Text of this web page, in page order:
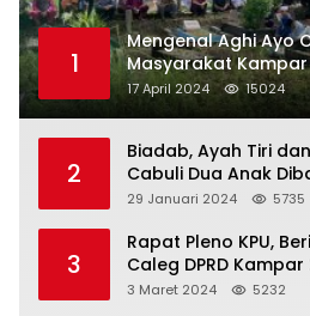
1
Mengenal Aghi Ayo
Masyarakat Kampar
Idul Fitri
17 April 2024 15024
2
Biadab, Ayah Tiri
Cabuli Dua Anak
29 Januari 2024 5735
3
Rapat Pleno KPU,
3 Maret 2024 5232